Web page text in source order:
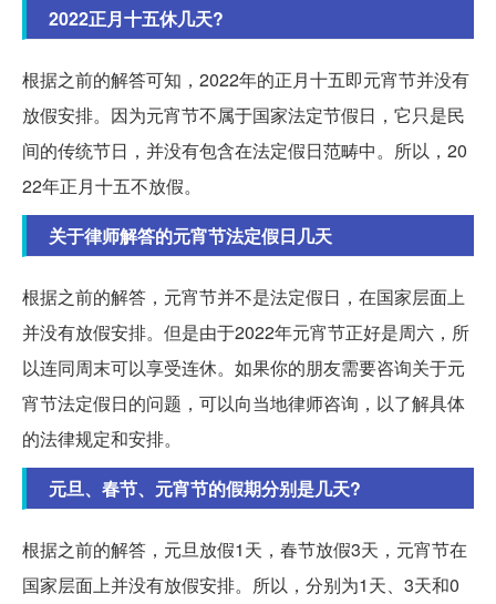
2022正月十五休几天?
根据之前的解答可知，2022年的正月十五即元宵节并没有
放假安排。因为元宵节不属于国家法定节假日，它只是民
间的传统节日，并没有包含在法定假日范畴中。所以，20
22年正月十五不放假。
关于律师解答的元宵节法定假日几天
根据之前的解答，元宵节并不是法定假日，在国家层面上
并没有放假安排。但是由于2022年元宵节正好是周六，所
以连同周末可以享受连休。如果你的朋友需要咨询关于元
宵节法定假日的问题，可以向当地律师咨询，以了解具体
的法律规定和安排。
元旦、春节、元宵节的假期分别是几天?
根据之前的解答，元旦放假1天，春节放假3天，元宵节在
国家层面上并没有放假安排。所以，分别为1天、3天和0